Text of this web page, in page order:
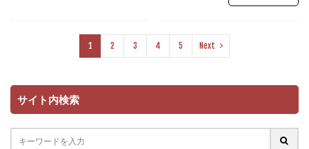
1 2 3 4 5 Next
サイト内検索